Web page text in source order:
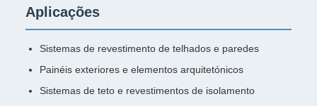
Aplicações
Sistemas de revestimento de telhados e paredes
Painéis exteriores e elementos arquitetónicos
Sistemas de teto e revestimentos de isolamento